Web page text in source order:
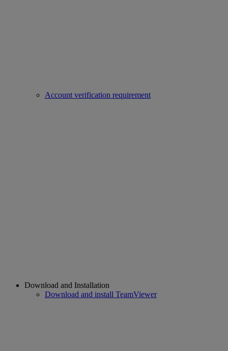
Account verification requirement
Download and Installation
Download and install TeamViewer